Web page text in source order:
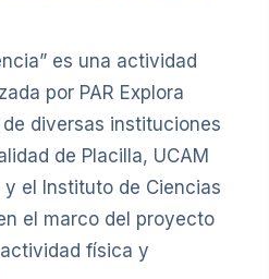
es una actividad
por PAR Explora
diversas instituciones
de Placilla, UCAM
y el Instituto de Ciencias
el marco del proyecto
física y